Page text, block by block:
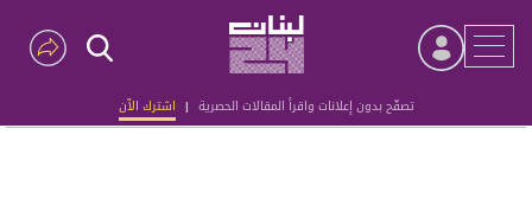
تصفّح بدون إعلانات واقرأ المقالات الحصرية | اشترك الآن
Advertisement